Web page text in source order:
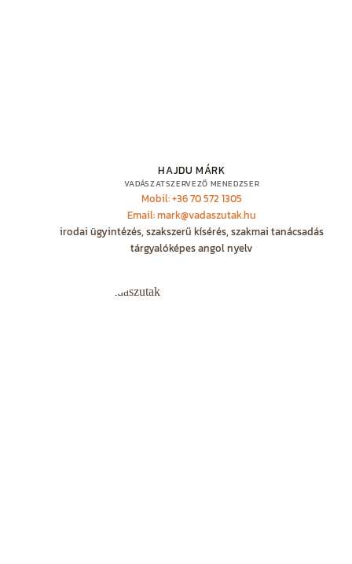
HAJDU MÁRK
VADÁSZATSZERVEZŐ MENEDZSER
Mobil: +36 70 572 1305
Email: mark@vadaszutak.hu
irodai ügyintézés, szakszerű kísérés, szakmai tanácsadás
tárgyalóképes angol nyelv